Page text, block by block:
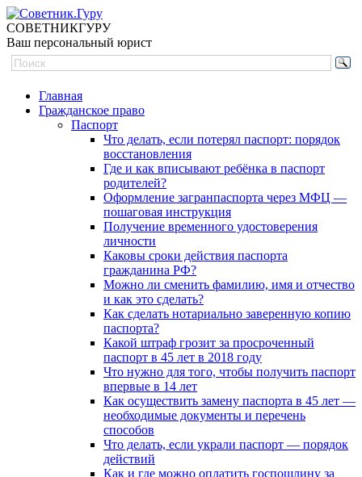
СОВЕТНИКГУРУ
Ваш персональный юрист
Главная
Гражданское право
Паспорт
Что делать, если потерял паспорт: порядок
восстановления
Где и как вписывают ребёнка в паспорт
родителей?
Оформление загранпаспорта через МФЦ —
пошаговая инструкция
Получение временного удостоверения
личности
Каковы сроки действия паспорта
гражданина РФ?
Можно ли сменить фамилию, имя и отчество
и как это сделать?
Как сделать нотариально заверенную копию
паспорта?
Какой штраф грозит за просроченный
паспорт в 45 лет в 2018 году
Что нужно для того, чтобы получить паспорт
впервые в 14 лет
Как осуществить замену паспорта в 45 лет —
необходимые документы и перечень
способов
Что делать, если украли паспорт — порядок
действий
Как и где можно оплатить госпошлину за